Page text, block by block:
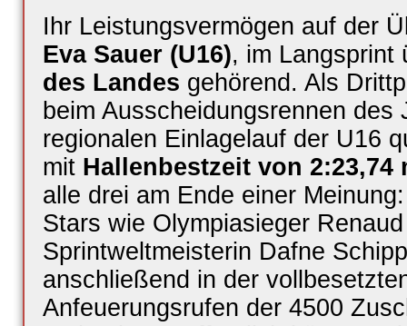
Ihr Leistungsvermögen auf der
Eva Sauer (U16), im Langsprint
des Landes gehörend. Als
beim Ausscheidungsrennen des
regionalen Einlagelauf der U16
mit Hallenbestzeit von 2:23,74
alle drei am Ende einer
Stars wie Olympiasieger
Sprintweltmeisterin Dafne
anschließend in der
Anfeuerungsrufen der 4500